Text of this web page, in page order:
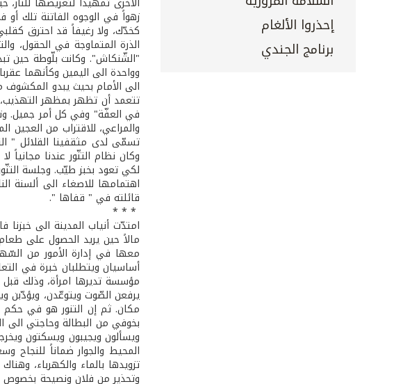
إحذروا الألغام
برنامج الجندي
زهواً في الوجوه الفاتنة تلك
كخدّك، ولا رغيفاً قد احترق
الذرة المتماوجة في الحقول،
"الشّنكاش". وكانت بلّوطة حين
وواحدة الى اليمين وكأنهما
الى الأمام بحيث يبدو المكشوف
تتعمد أن تظهر بمظهر التهذيب،
في العفّة" وفي كل أمر جميل.
والمراعي، للاقتراب من العجين
تسمّى لدى مثقفينا القلائل "
وكان نظام التنّور عندنا
لكي تعود بخبز طيّب. وجلسة
اهتمامها للاصغاء الى ألسنة
قائلته في " قفاها ".
* * *
امتدّت أنياب المدينة الى
مالاً حين يريد الحصول على
معها في إدارة الأمور من
أساسيان ويتطلبان خبرة في
مؤسسة تديرها امرأة، وذلك
يرفعن الصّوت ويتوعّدن، ويؤدّبن
مكان. ثم إن التنور هو في حكم
بخوفي من البطالة وحاجتي الى
ويسألون ويجيبون ويسكتون
المحيط والجوار ضماناً
تزويدها بالماء والكهرباء،
وتحذير من فلان ونصيحة بخصوص